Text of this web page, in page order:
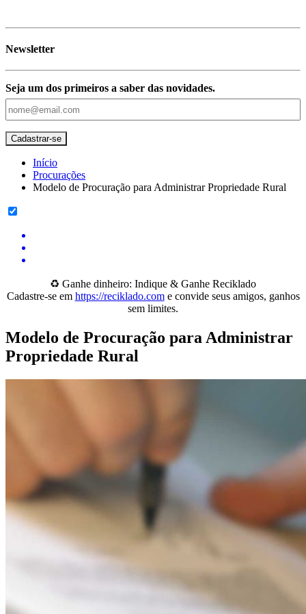
Newsletter
Seja um dos primeiros a saber das novidades.
Início
Procurações
Modelo de Procuração para Administrar Propriedade Rural
♻️ Ganhe dinheiro: Indique & Ganhe Reciklado
Cadastre-se em https://reciklado.come convide seus amigos, ganhos
sem limites.
Modelo de Procuração para Administrar
Propriedade Rural